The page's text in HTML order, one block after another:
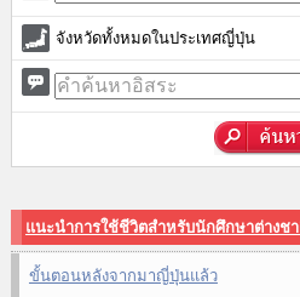
จังหวัดทั้งหมดในประเทศญี่ปุ่น
แนะนำการใช้ชีวิตสำหรับนักศึกษาต่างช
ขั้นตอนหลังจากมาญี่ปุ่นแล้ว